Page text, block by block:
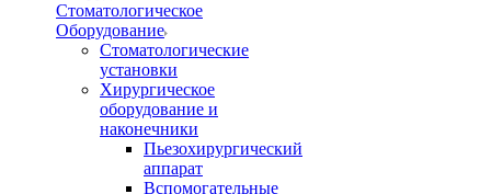
Стоматологическое
Оборудование
Стоматологические
установки
Хирургическое
оборудование и
наконечники
Пьезохирургический
аппарат
Вспомогательные